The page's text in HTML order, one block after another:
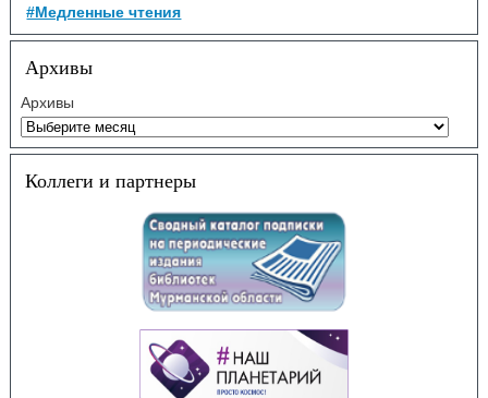
#Медленные чтения
Архивы
Архивы
Коллеги и партнеры